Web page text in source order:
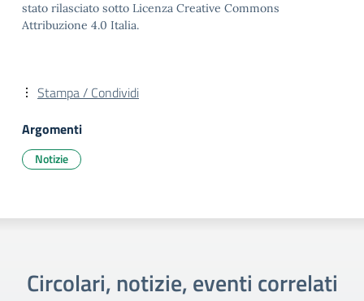
stato rilasciato sotto Licenza Creative Commons
Attribuzione 4.0 Italia.
Stampa / Condividi
Argomenti
Notizie
Circolari, notizie, eventi correlati